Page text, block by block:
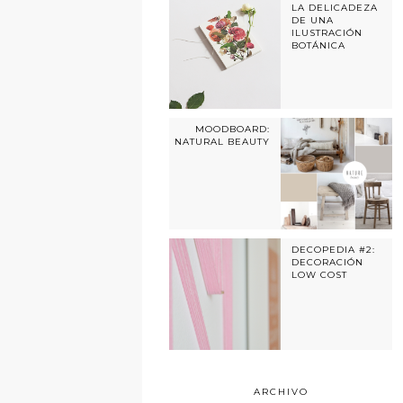
LA DELICADEZA
DE UNA
ILUSTRACIÓN
BOTÁNICA
MOODBOARD:
NATURAL BEAUTY
DECOPEDIA #2:
DECORACIÓN
LOW COST
ARCHIVO